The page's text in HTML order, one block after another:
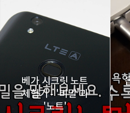
레이니아
다방면의 깊은 관심과 얕은 이해도를 갖춘 보
비주류이자 진화하는 영원한 주변인.
구독하기 카카오톡
카카오스토리 밴드
베가 시크릿 노트
체험기 - '비밀'과
'노트'